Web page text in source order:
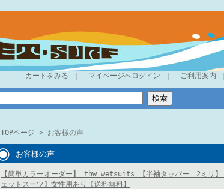
カートをみる マイページへログイン ご利用案内
TOPページ > お客様の声
お客様の声
【簡単カラーオーダー】 thw wetsuits 【半袖タッパー 2ミリ
ェットスーツ】女性用あり【送料無料】